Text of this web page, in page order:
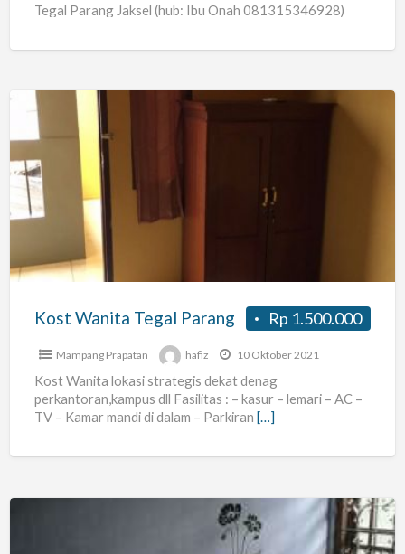
Tegal Parang Jaksel (hub: Ibu Onah 081315346928)
Kost
Wanita
Tegal
Parang
Rp 1.500.000
Kost Wanita Tegal Parang
Mampang Prapatan hafiz 10 Oktober 2021
Kost Wanita lokasi strategis dekat denag
perkantoran,kampus dll Fasilitas : – kasur – lemari – AC –
TV – Kamar mandi di dalam – Parkiran […]